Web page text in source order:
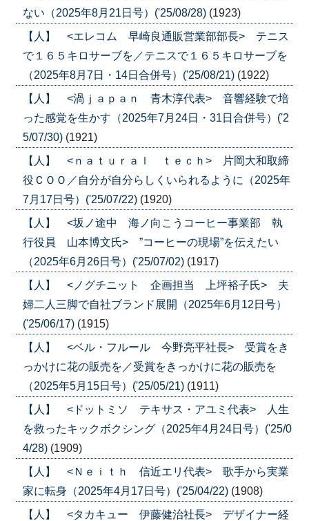
ない（2025年8月21日号）('25/08/28) (1923)
【人】 <エレコム 早崎良通販営業部部長> テニス
で１６５キロサーブを／テニスで１６５キロサーブを
（2025年8月7日・14日合併号）('25/08/21) (1922)
【人】 <渦ｊａｐａｎ 青木淳代表> 音響経験で培
った感覚を生かす（2025年7月24日・31日合併号）('2
5/07/30) (1921)
【人】 <ｎａｔｕｒａｌ ｔｅｃｈ> 片岡大和取締
役ＣＯＯ／自分が自分らしくいられるように（2025年
7月17日号）('25/07/22) (1920)
【人】 <坂ノ途中 海ノ向こうコーヒー事業部 執
行役員 山本博文氏> ”コーヒーの現場”を伝えたい
（2025年6月26日号）('25/07/02) (1917)
【人】 <ノグチニット 企画担当 上坪裕子氏> 夫
婦二人三脚で自社ブランド展開（2025年6月12日号）
('25/06/17) (1915)
【人】 <ベル・フルール 今野亮平社長> 受賞をき
っかけに花の販売を／受賞をきっかけに花の販売を
（2025年5月15日号）('25/05/21) (1911)
【人】 <ドットミソ テキサス・アユミ代表> 人生
を救ったキックボクシング（2025年4月24日号）('25/0
4/28) (1909)
【人】 <Ｎｅｉｔｈ 信近エリ代表> 歌手から実業
家に転身（2025年4月17日号）('25/04/22) (1908)
【人】 <タカキュー 伊藤健治社長> デザイナー経